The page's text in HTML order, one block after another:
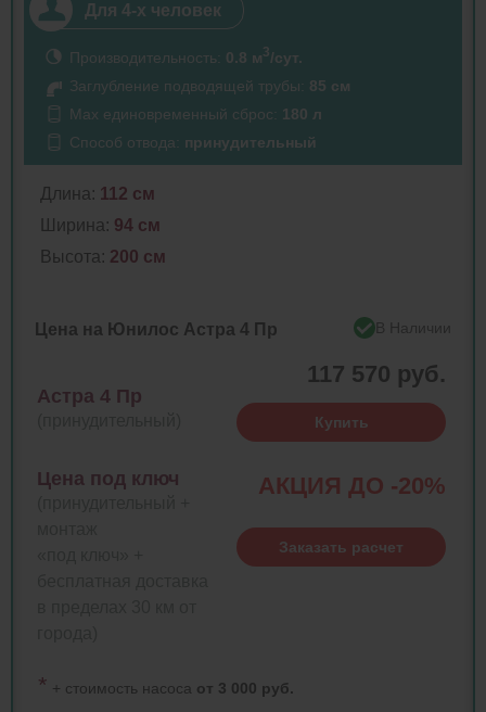
Для 4-х человек
Производительность: 0.8 м3/сут.
Заглубление подводящей трубы: 85 см
Max единовременный сброс: 180 л
Способ отвода: принудительный
Длина: 112 см
Ширина: 94 см
Высота: 200 см
Цена на Юнилос Астра 4 Пр В Наличии
Астра 4 Пр
117 570 руб.
Купить
Цена под ключ АКЦИЯ ДО -20%
Заказать расчет
* + стоимость насоса от 3 000 руб.